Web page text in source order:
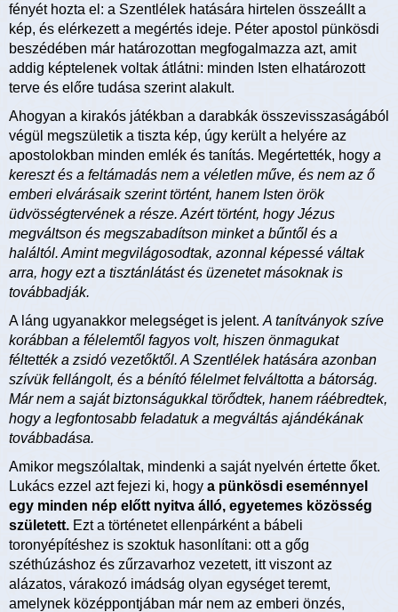
fényét hozta el: a Szentlélek hatására hirtelen összeállt a
kép, és elérkezett a megértés ideje. Péter apostol pünkösdi
beszédében már határozottan megfogalmazza azt, amit
addig képtelenek voltak átlátni: minden Isten elhatározott
terve és előre tudása szerint alakult.
Ahogyan a kirakós játékban a darabkák összevisszaságából
végül megszületik a tiszta kép, úgy került a helyére az
apostolokban minden emlék és tanítás. Megértették, hogy a
kereszt és a feltámadás nem a véletlen műve, és nem az ő
emberi elvárásaik szerint történt, hanem Isten örök
üdvösségtervének a része. Azért történt, hogy Jézus
megváltson és megszabadítson minket a bűntől és a
haláltól. Amint megvilágosodtak, azonnal képessé váltak
arra, hogy ezt a tisztánlátást és üzenetet másoknak is
továbbadják.
A láng ugyanakkor melegséget is jelent. A tanítványok szíve
korábban a félelemtől fagyos volt, hiszen önmagukat
féltették a zsidó vezetőktől. A Szentlélek hatására azonban
szívük fellángolt, és a bénító félelmet felváltotta a bátorság.
Már nem a saját biztonságukkal törődtek, hanem ráébredtek,
hogy a legfontosabb feladatuk a megváltás ajándékának
továbbadása.
Amikor megszólaltak, mindenki a saját nyelvén értette őket.
Lukács ezzel azt fejezi ki, hogy a pünkösdi eseménnyel
egy minden nép előtt nyitva álló, egyetemes közösség
született. Ezt a történetet ellenpárként a bábeli
toronyépítéshez is szoktuk hasonlítani: ott a gőg
széthúzáshoz és zűrzavarhoz vezetett, itt viszont az
alázatos, várakozó imádság olyan egységet teremt,
amelynek középpontjában már nem az emberi önzés,